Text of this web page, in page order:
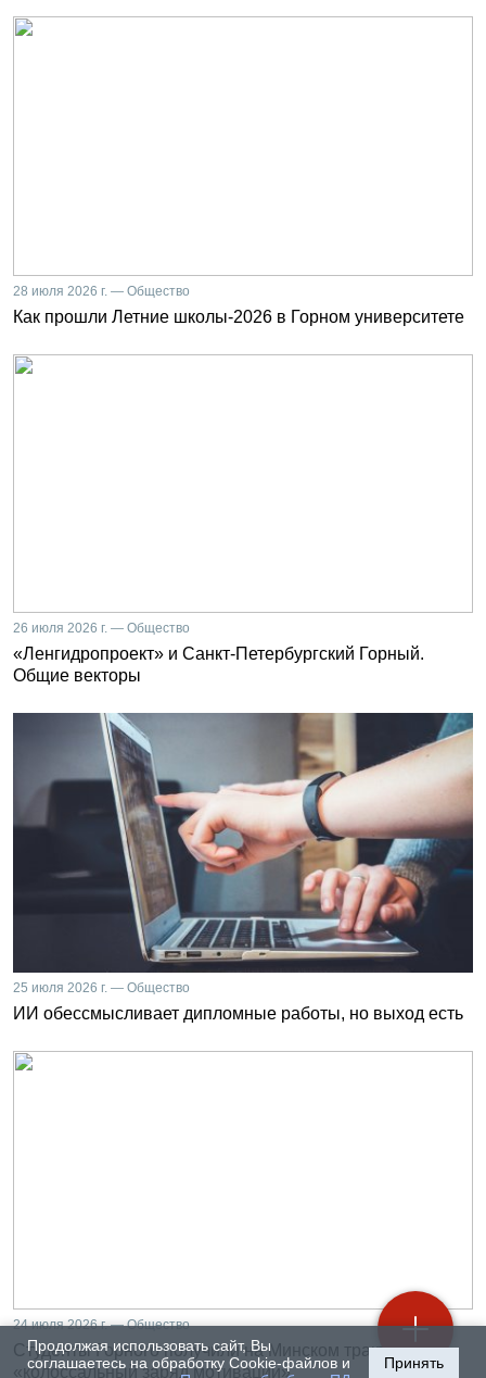
Продолжая использовать сайт, Вы
соглашаетесь на обработку Cookie-файлов и
Принять
28 июля 2026 г. — Общество
Как прошли Летние школы-2026 в Горном университете
26 июля 2026 г. — Общество
«Ленгидропроект» и Санкт-Петербургский Горный.
Общие векторы
25 июля 2026 г. — Общество
ИИ обессмысливает дипломные работы, но выход есть
24 июля 2026 г. — Общество
Студенты Горного получили на Минском тракторном
«колоссальный заряд мотивации»